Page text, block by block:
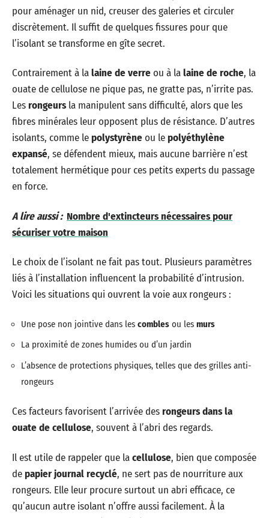
pour aménager un nid, creuser des galeries et circuler
discrètement. Il suffit de quelques fissures pour que
l’isolant se transforme en gîte secret.
Contrairement à lalaine de verreou à lalaine de roche, la
ouate de cellulose ne pique pas, ne gratte pas, n’irrite pas.
Lesrongeursla manipulent sans difficulté, alors que les
fibres minérales leur opposent plus de résistance. D’autres
isolants, comme lepolystyrèneou lepolyéthylène
expansé, se défendent mieux, mais aucune barrière n’est
totalement hermétique pour ces petits experts du passage
en force.
A lire aussi : Nombre d'extincteurs nécessaires pour
sécuriser votre maison
Le choix de l’isolant ne fait pas tout. Plusieurs paramètres
liés à l’installation influencent la probabilité d’intrusion.
Voici les situations qui ouvrent la voie aux rongeurs :
Une pose non jointive dans les combles ou les murs
La proximité de zones humides ou d’un jardin
L’absence de protections physiques, telles que des grilles anti-
rongeurs
Ces facteurs favorisent l’arrivée desrongeurs dans la
ouate de cellulose, souvent à l’abri des regards.
Il est utile de rappeler que lacellulose, bien que composée
depapier journal recyclé, ne sert pas de nourriture aux
rongeurs. Elle leur procure surtout un abri efficace, ce
qu’aucun autre isolant n’offre aussi facilement. À la